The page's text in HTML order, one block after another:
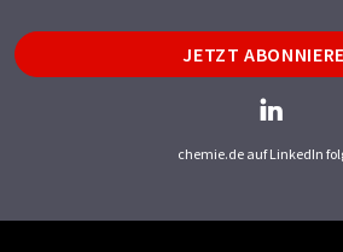
JETZT
chemie.de auf LinkedIn